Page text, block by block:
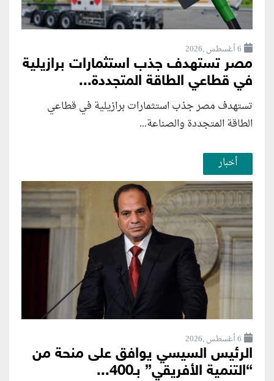
6 أغسطس ,2026
مصر تستهدف جذب استثمارات برازيلية
في قطاعي الطاقة المتجددة...
تستهدف مصر جذب استثمارات برازيلية في قطاعي
الطاقة المتجددة والصناعة...
أخبار
6 أغسطس ,2026
الرئيس السيسي يوافق على منحة من
“التنمية الأفريقي” بـ400...